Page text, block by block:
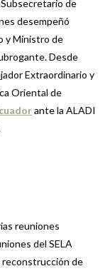
de
desempeñó
y Ministro de
Desde
Extraordinario y
Oriental de
ante la ALADI
reuniones
del SELA
reconstrucción de